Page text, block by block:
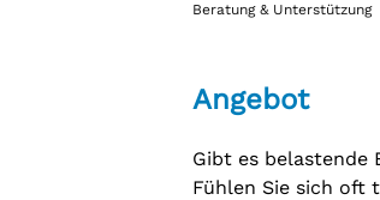
Selbsthilfe
Beratung & Unterstützung
Angebot
Gibt es belastende
Fühlen Sie sich oft